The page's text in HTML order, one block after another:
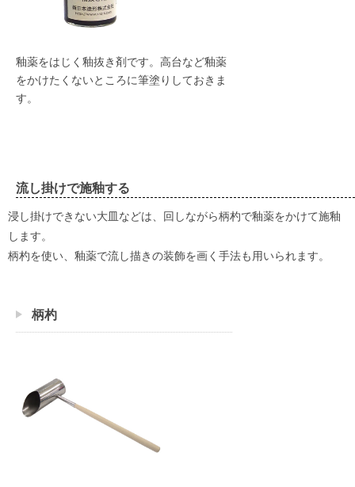
釉薬をはじく釉抜き剤です。高台など釉薬
をかけたくないところに筆塗りしておきま
す。
流し掛けで施釉する
浸し掛けできない大皿などは、回しながら柄杓で釉薬をかけて施釉
します。
柄杓を使い、釉薬で流し描きの装飾を画く手法も用いられます。
柄杓